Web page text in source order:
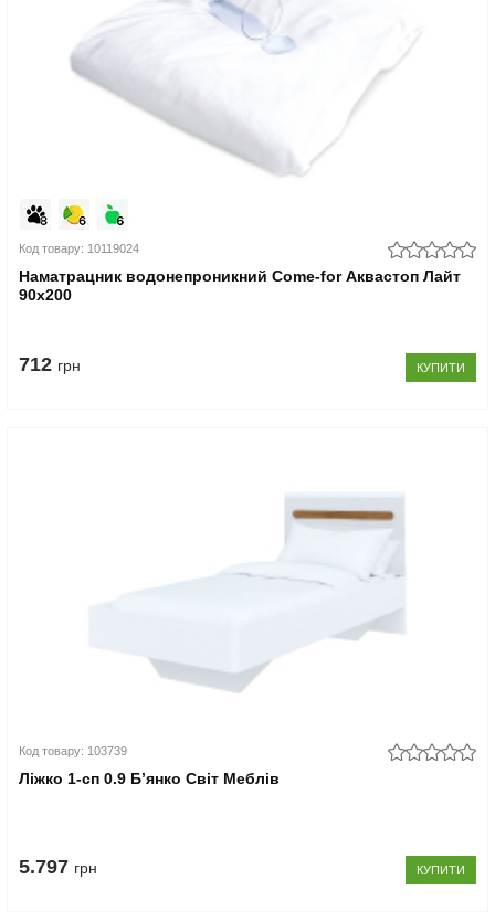
Код товару: 10119024
Наматрацник водонепроникний Come-for Аквастоп Лайт
90х200
712 грн КУПИТИ
Код товару: 103739
Ліжко 1-сп 0.9 Б’янко Світ Меблів
5.797 грн КУПИТИ